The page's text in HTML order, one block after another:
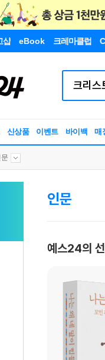
샵 eBook 크레마클럽
신상품 이벤트 바이백 매
인문
예스24의